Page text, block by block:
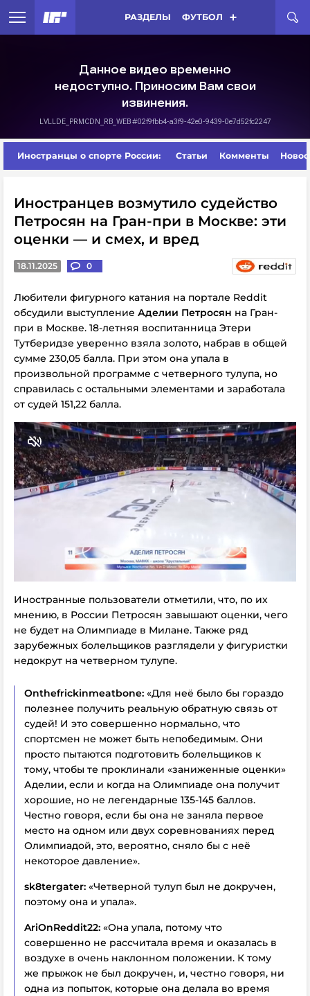
РАЗДЕЛЫ ФУТБОЛ
Иностранцы о спорте России: Статьи Комменты
Иностранцев возмутило судейство
Петросян на Гран-при в Москве: эти
оценки — и смех, и вред
18.11.2025 0
Любители фигурного катания на портале Reddit
обсудили выступление Аделии Петросян на Гран-
при в Москве. 18-летняя воспитанница Этери
Тутберидзе уверенно взяла золото, набрав в общей
сумме 230,05 балла. При этом она упала в
произвольной программе с четверного тулупа, но
справилась с остальными элементами и заработала
от судей 151,22 балла.
Иностранные пользователи отметили, что, по их
мнению, в России Петросян завышают оценки, чего
не будет на Олимпиаде в Милане. Также ряд
зарубежных болельщиков разглядели у фигуристки
недокрут на четверном тулупе.
Onthefrickinmeatbone: «Для неё было бы гораздо
полезнее получить реальную обратную связь от
судей! И это совершенно нормально, что
спортсмен не может быть непобедимым. Они
просто пытаются подготовить болельщиков к
тому, чтобы те проклинали «заниженные оценки»
Аделии, если и когда на Олимпиаде она получит
хорошие, но не легендарные 135-145 баллов.
Честно говоря, если бы она не заняла первое
место на одном или двух соревнованиях перед
Олимпиадой, это, вероятно, сняло бы с неё
некоторое давление».
sk8tergater: «Четверной тулуп был не докручен,
поэтому она и упала».
AriOnReddit22: «Она упала, потому что
совершенно не рассчитала время и оказалась в
воздухе в очень наклонном положении. К тому
же прыжок не был докручен, и, честно говоря, ни
одна из попыток, которые она делала во время